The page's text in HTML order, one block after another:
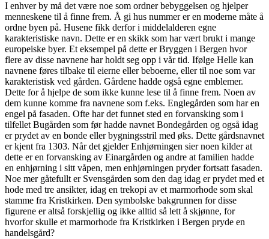
I enhver by må det være noe som ordner bebyggelsen og hjelper
menneskene til å finne frem. Å gi hus nummer er en moderne måte å
ordne byen på. Husene fikk derfor i middelalderen egne
karakteristiske navn. Dette er en skikk som har vært brukt i mange
europeiske byer. Et eksempel på dette er Bryggen i Bergen hvor
flere av disse navnene har holdt seg opp i vår tid. Ifølge Helle kan
navnene føres tilbake til eierne eller beboerne, eller til noe som var
karakteristisk ved gården. Gårdene hadde også egne emblemer.
Dette for å hjelpe de som ikke kunne lese til å finne frem. Noen av
dem kunne komme fra navnene som f.eks. Englegården som har en
engel på fasaden. Ofte har det funnet sted en forvansking som i
tilfellet Bugården som før hadde navnet Bondegården og også idag
er prydet av en bonde eller bygningsstril med øks. Dette gårdsnavnet
er kjent fra 1303. Når det gjelder Enhjørningen sier noen kilder at
dette er en forvansking av Einargården og andre at familien hadde
en enhjørning i sitt våpen, men enhjørningen pryder fortsatt fasaden.
Noe mer gåtefullt er Svensgården som den dag idag er prydet med et
hode med tre ansikter, idag en trekopi av et marmorhode som skal
stamme fra Kristkirken. Den symbolske bakgrunnen for disse
figurene er altså forskjellig og ikke alltid så lett å skjønne, for
hvorfor skulle et marmorhode fra Kristkirken i Bergen pryde en
handelsgård?